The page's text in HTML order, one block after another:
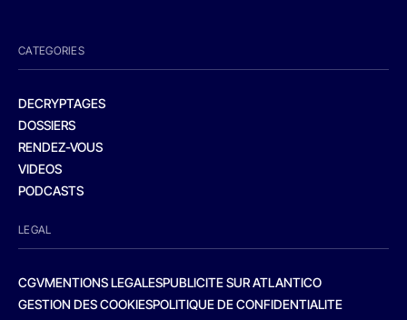
CATEGORIES
DECRYPTAGES
DOSSIERS
RENDEZ-VOUS
VIDEOS
PODCASTS
LEGAL
CGVMENTIONS LEGALESPUBLICITE SUR ATLANTICO
GESTION DES COOKIESPOLITIQUE DE CONFIDENTIALITE